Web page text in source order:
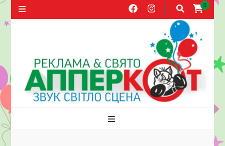
0
Агентство
распространение листовок в Херсоне